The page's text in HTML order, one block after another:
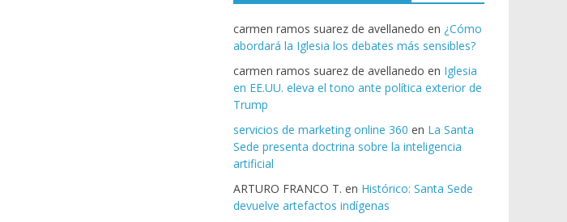
carmen ramos suarez de avellanedo en ¿Cómo
abordará la Iglesia los debates más sensibles?
carmen ramos suarez de avellanedo en Iglesia
en EE.UU. eleva el tono ante política exterior de
Trump
servicios de marketing online 360 en La Santa
Sede presenta doctrina sobre la inteligencia
artificial
ARTURO FRANCO T. en Histórico: Santa Sede
devuelve artefactos indígenas